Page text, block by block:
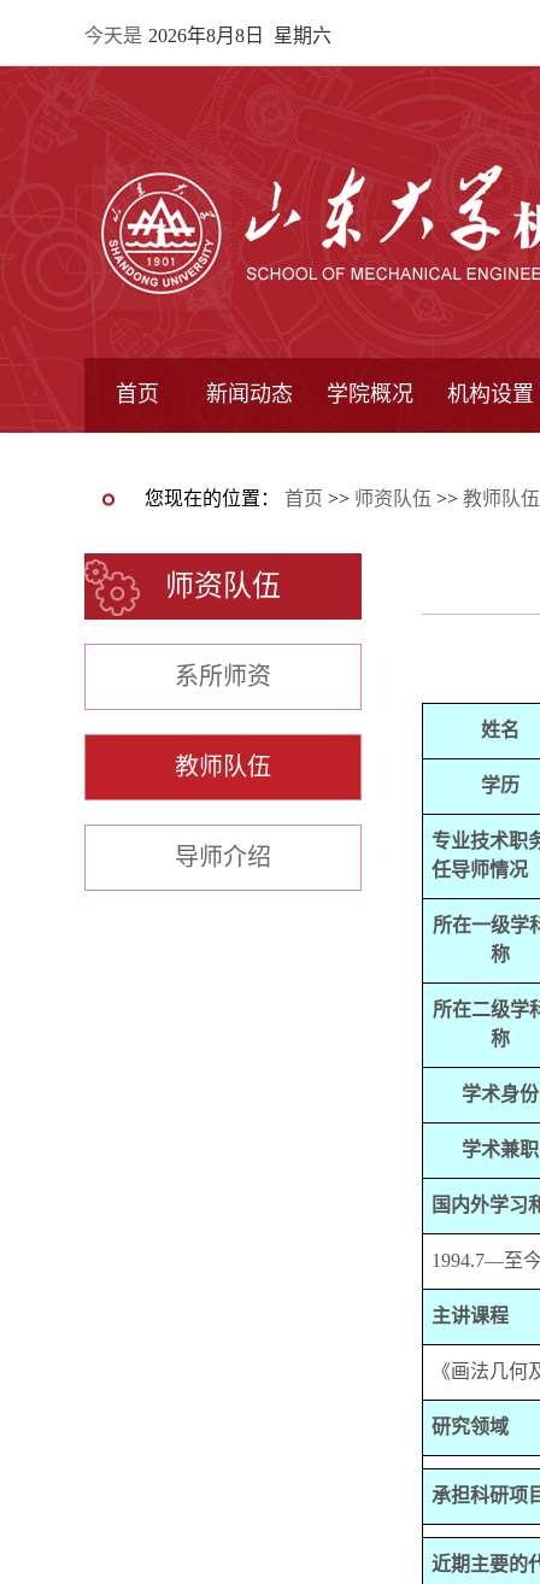
今天是 2026年8月8日 星期六
首页 新闻动态 学院概况 机构设置
您现在的位置： 首页 >> 师资队伍 >> 教师队伍
师资队伍
系所师资
教师队伍
导师介绍
姓名
学历
专业技术职
任导师情况
所在一级学
称
所在二级学
称
学术身份
学术兼职
国内外学习
1994.7—至
主讲课程
《画法几
研究领域
承担科研项
近期主要的